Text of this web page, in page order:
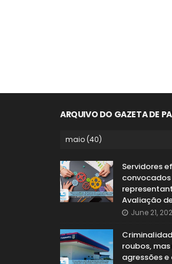
ARQUIVO DO GAZETA DE
Servidores
Avaliação
June 21,
roubos,
agressões